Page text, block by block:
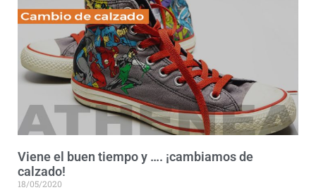
Viene el buen tiempo y …. ¡cambiamos de
calzado!
18/05/2020